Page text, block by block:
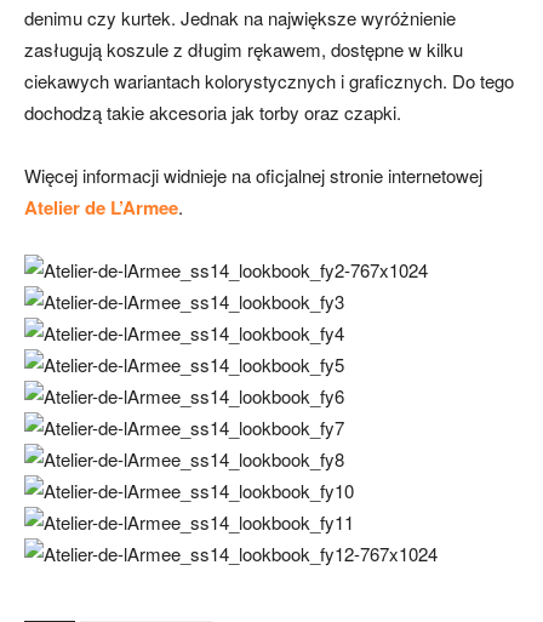
denimu czy kurtek. Jednak na największe wyróżnienie
zasługują koszule z długim rękawem, dostępne w kilku
ciekawych wariantach kolorystycznych i graficznych. Do tego
dochodzą takie akcesoria jak torby oraz czapki.
Więcej informacji widnieje na oficjalnej stronie internetowej
Atelier de L’Armee.